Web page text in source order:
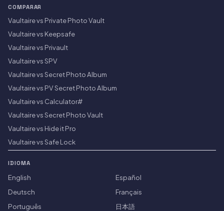
COMPARAR
Vaultaire vs Private Photo Vault
Vaultaire vs Keepsafe
Vaultaire vs Privault
Vaultaire vs SPV
Vaultaire vs Secret Photo Album
Vaultaire vs PV Secret Photo Album
Vaultaire vs Calculator#
Vaultaire vs Secret Photo Vault
Vaultaire vs Hide it Pro
Vaultaire vs Safe Lock
IDIOMA
English
Español
Deutsch
Français
Português
日本語